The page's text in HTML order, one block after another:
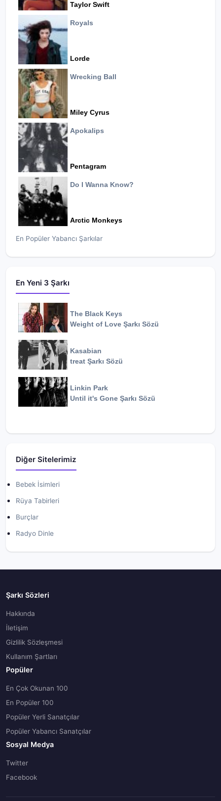
Taylor Swift
Royals
Lorde
Wrecking Ball
Miley Cyrus
Apokalips
Pentagram
Do I Wanna Know?
Arctic Monkeys
En Popüler Yabancı Şarkılar
En Yeni 3 Şarkı
The Black Keys
Weight of Love Şarkı Sözü
Kasabian
treat Şarkı Sözü
Linkin Park
Until it's Gone Şarkı Sözü
Diğer Sitelerimiz
Bebek İsimleri
Rüya Tabirleri
Burçlar
Radyo Dinle
Şarkı Sözleri
Hakkında
İletişim
Gizlilik Sözleşmesi
Kullanım Şartları
Popüler
En Çok Okunan 100
En Popüler 100
Popüler Yerli Sanatçılar
Popüler Yabancı Sanatçılar
Sosyal Medya
Twitter
Facebook